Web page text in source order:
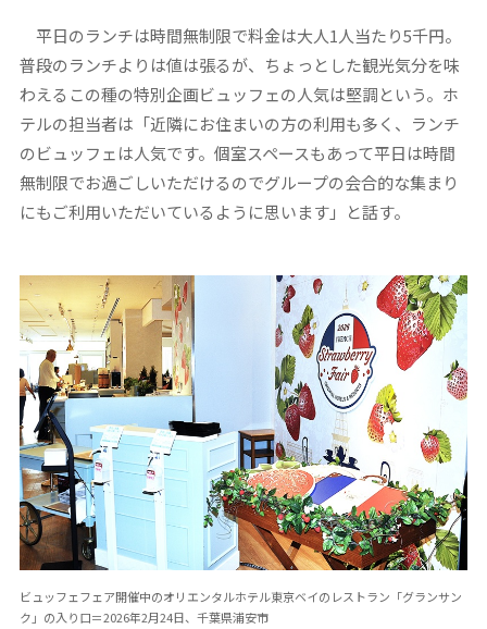
平日のランチは時間無制限で料金は大人1人当たり5千円。
普段のランチよりは値は張るが、ちょっとした観光気分を味
わえるこの種の特別企画ビュッフェの人気は堅調という。ホ
テルの担当者は「近隣にお住まいの方の利用も多く、ランチ
のビュッフェは人気です。個室スペースもあって平日は時間
無制限でお過ごしいただけるのでグループの会合的な集まり
にもご利用いただいているように思います」と話す。
ビュッフェフェア開催中のオリエンタルホテル東京ベイのレストラン「グランサン
ク」の入り口＝2026年2月24日、千葉県浦安市